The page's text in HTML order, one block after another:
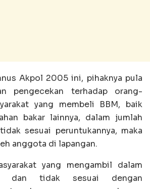
Akpol 2005 ini, pihaknya pula
pengecekan terhadap orang-
yang membeli BBM, baik
bakar lainnya, dalam jumlah
sesuai peruntukannya, maka
anggota di lapangan.
yang mengambil dalam
dan tidak sesuai dengan